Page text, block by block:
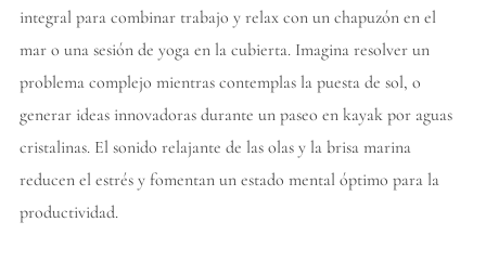
integral para combinar trabajo y relax con un chapuzón en el
mar o una sesión de yoga en la cubierta. Imagina resolver un
problema complejo mientras contemplas la puesta de sol, o
generar ideas innovadoras durante un paseo en kayak por aguas
cristalinas. El sonido relajante de las olas y la brisa marina
reducen el estrés y fomentan un estado mental óptimo para la
productividad.